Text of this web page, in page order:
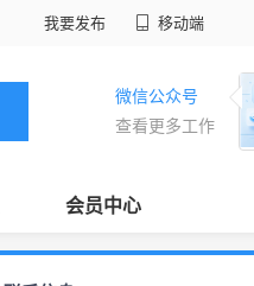
我要发布 移动端
微信公众号
查看更多工作
会员中心